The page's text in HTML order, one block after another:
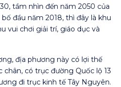
tầm nhìn đến năm 2050 của
đầu năm 2018, thì đây là khu
vui chơi giải trí, giáo dục và
địa phương này có lợi thế
có trục đường Quốc lộ 13
đi trục kinh tế Tây Nguyên.